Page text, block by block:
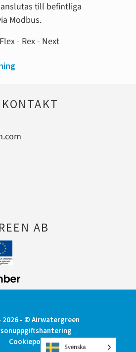
till befintliga
Modbus.
KONTAKT
AB
2026 - © Airwatergreen
Cookiepolicy
Svenska